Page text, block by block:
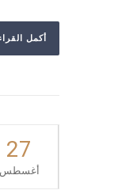
أكمل
27
أغسطس